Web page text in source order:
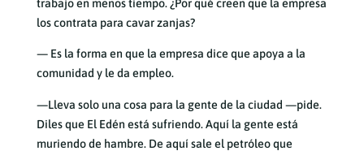
trabajo en menos tiempo. ¿Por qué creen que la empresa
los contrata para cavar zanjas?
— Es la forma en que la empresa dice que apoya a la
comunidad y le da empleo.
—Lleva solo una cosa para la gente de la ciudad —pide.
Diles que El Edén está sufriendo. Aquí la gente está
muriendo de hambre. De aquí sale el petróleo que